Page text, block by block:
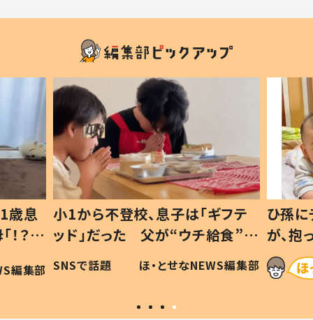
フテ
食”を
編集部
ひ孫にデレデレな80歳じいじ
が、抱っこすると…ひ孫の反応に
「涙が出ました」「可愛くて仕方な
い」
ほ・とせなNEWS編集部